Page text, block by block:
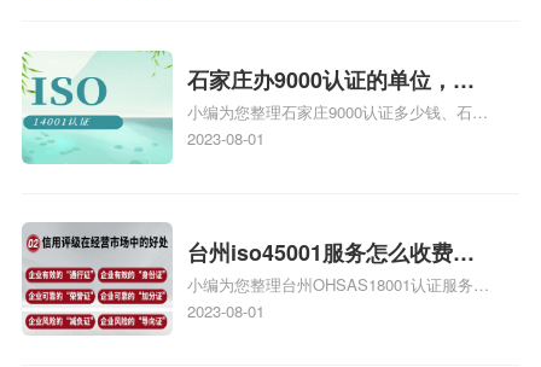
体系认证知识，详情可查看下方正文！
石家庄办9000认证的单位，石
家庄9000认证的公司
小编为您整理石家庄9000认证多少钱、石家
庄9000认证价格多少钱、石家庄9000认证
2023-08-01
台州iso45001服务怎么收费，
台州iso45001认证服务怎么收
费
小编为您整理台州OHSAS18001认证服务中
心哪家收费便宜、台州ISO9000认证，哪个
2023-08-01